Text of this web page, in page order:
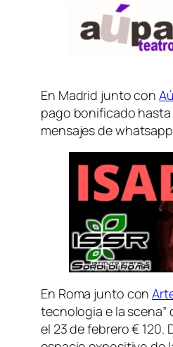
En Madrid junto con
pago bonificado hasta
mensajes de
En Roma junto con
tecnologia e la scena”
el 23 de febrero € 120.